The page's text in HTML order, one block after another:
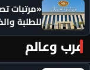
للطلبة
عرب وعالم